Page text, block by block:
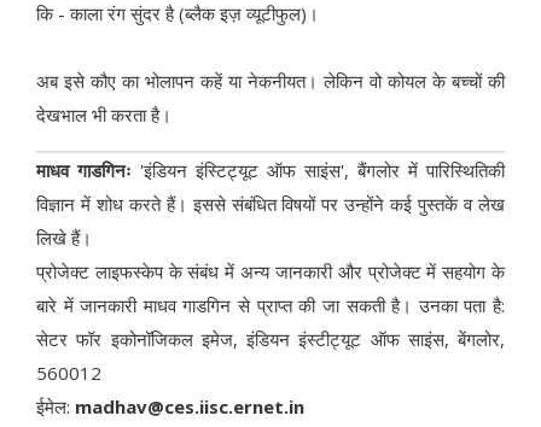
कि - काला रंग सुंदर है (ब्लैक इज़ व्यूटीफुल)।
अब इसे कौए का भोलापन कहें या नेकनीयत। लेकिन वो कोयल के बच्चों की
देखभाल भी करता है।
माधव गाडगिनः 'इंडियन इंस्टिट्यूट ऑफ साइंस', बैंगलोर में पारिस्थितिकी
विज्ञान में शोध करते हैं। इससे संबंधित विषयों पर उन्होंने कई पुस्तकें व लेख
लिखे हैं।
प्रोजेक्ट लाइफस्केप के संबंध में अन्य जानकारी और प्रोजेक्ट में सहयोग के
बारे में जानकारी माधव गाडगिन से प्राप्त की जा सकती है। उनका पता है:
सेटर फॉर इकोनॉजिकल इमेज, इंडियन इंस्टीट्यूट ऑफ साइंस, बेंगलोर,
560012
ईमेल: madhav@ces.iisc.ernet.in